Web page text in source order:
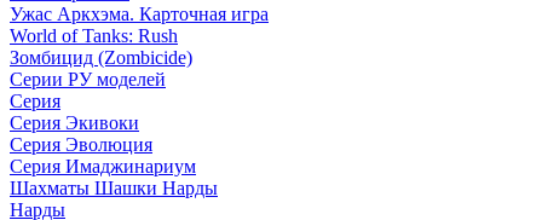
Ужас Аркхэма. Карточная игра
World of Tanks: Rush
Зомбицид (Zombicide)
Серии РУ моделей
Серия
Серия Экивоки
Серия Эволюция
Серия Имаджинариум
Шахматы Шашки Нарды
Нарды